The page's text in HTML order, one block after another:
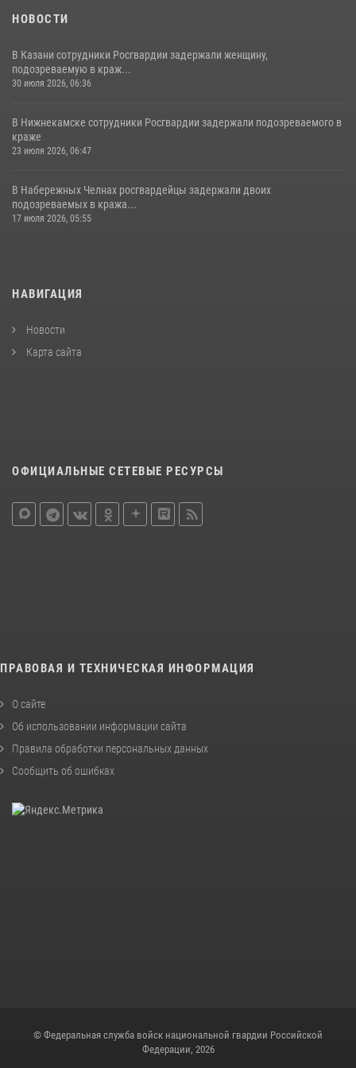
НОВОСТИ
В Казани сотрудники Росгвардии задержали женщину,
подозреваемую в краж...
30 июля 2026, 06:36
В Нижнекамске сотрудники Росгвардии задержали подозреваемого в
краже
23 июля 2026, 06:47
В Набережных Челнах росгвардейцы задержали двоих
подозреваемых в кража...
17 июля 2026, 05:55
НАВИГАЦИЯ
Новости
Карта сайта
ОФИЦИАЛЬНЫЕ СЕТЕВЫЕ РЕСУРСЫ
ПРАВОВАЯ И ТЕХНИЧЕСКАЯ ИНФОРМАЦИЯ
О сайте
Об использовании информации сайта
Правила обработки персональных данных
Сообщить об ошибках
© Федеральная служба войск национальной гвардии Российской
Федерации, 2026